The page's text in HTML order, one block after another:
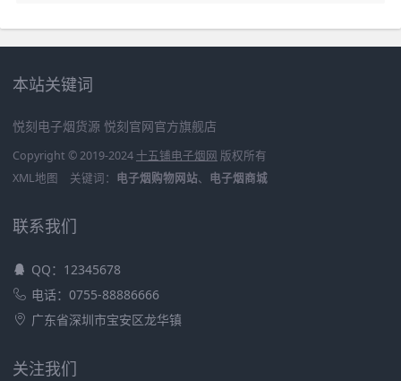
本站关键词
悦刻电子烟货源 悦刻官网官方旗舰店
Copyright © 2019-2024 十五铺电子烟网 版权所有
XML地图
关键词： 电子烟购物网站、 电子烟商城
联系我们
QQ：12345678
电话：0755-88886666
广东省深圳市宝安区龙华镇
关注我们